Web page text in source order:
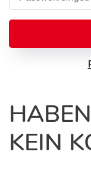
KEIN